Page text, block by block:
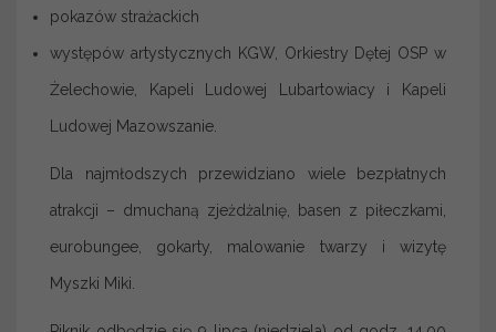
pokazów strażackich
występów artystycznych KGW, Orkiestry Dętej OSP w
Żelechowie, Kapeli Ludowej Lubartowiacy i Kapeli
Ludowej Mazowszanie.
Dla najmłodszych przewidziano wiele bezpłatnych
atrakcji – dmuchaną zjeżdżalnię, basen z piłeczkami,
eurobungee, gokarty, malowanie twarzy i wizytę
Myszki Miki.